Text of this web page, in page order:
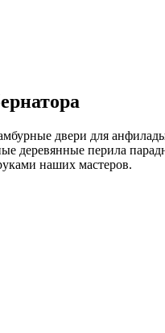
двери для
деревянные перила
наших мастеров.